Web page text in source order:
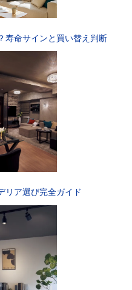
寿命サインと買い替え判断
リア選び完全ガイド